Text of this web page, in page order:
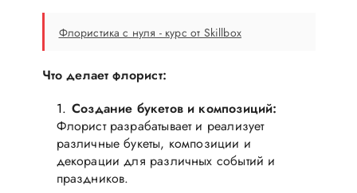
Флористика с нуля - курс от Skillbox
Что делает флорист:
Создание букетов и композиций:
Флорист разрабатывает и реализует
различные букеты, композиции и
декорации для различных событий и
праздников.